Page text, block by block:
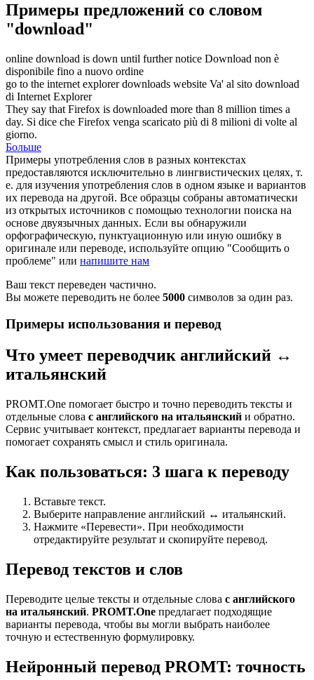
Примеры предложений со словом
"download"
online download is down until further notice Download non è
disponibile fino a nuovo ordine
go to the internet explorerdownloads website Va' al sito download
di Internet Explorer
They say that Firefox is downloaded more than 8 million times a
day. Si dice che Firefox venga scaricato più di 8 milioni di volte al
giorno.
Больше
Примеры употребления слов в разных контекстах
предоставляются исключительно в лингвистических целях, т.
е. для изучения употребления слов в одном языке и вариантов
их перевода на другой. Все образцы собраны автоматически
из открытых источников с помощью технологии поиска на
основе двуязычных данных. Если вы обнаружили
орфографическую, пунктуационную или иную ошибку в
оригинале или переводе, используйте опцию "Сообщить о
проблеме" или напишите нам
Ваш текст переведен частично.
Вы можете переводить не более 5000 символов за один раз.
Примеры использования и перевод
Что умеет переводчик английский ↔
итальянский
PROMT.One помогает быстро и точно переводить тексты и
отдельные слова с английского на итальянский и обратно.
Сервис учитывает контекст, предлагает варианты перевода и
помогает сохранять смысл и стиль оригинала.
Как пользоваться: 3 шага к переводу
Вставьте текст.
Выберите направление английский ↔ итальянский.
Нажмите «Перевести». При необходимости
отредактируйте результат и скопируйте перевод.
Перевод текстов и слов
Переводите целые тексты и отдельные слова с английского
на итальянский. PROMT.One предлагает подходящие
варианты перевода, чтобы вы могли выбрать наиболее
точную и естественную формулировку.
Нейронный перевод PROMT: точность